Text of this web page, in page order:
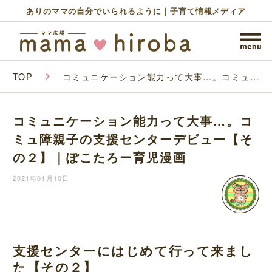
ありのママの自分でいられるように｜子育て情報メディア
TOP コミュニケーション能力って大事…。コミュ障
たろー育児漫画
コミュニケーション能力って大事…。コ
ミュ障親子の支援センターデビュー【そ
の２】｜ぽこたろー育児漫画
2021年01月10日
支援センターにはじめて行って来まし
た【その２】